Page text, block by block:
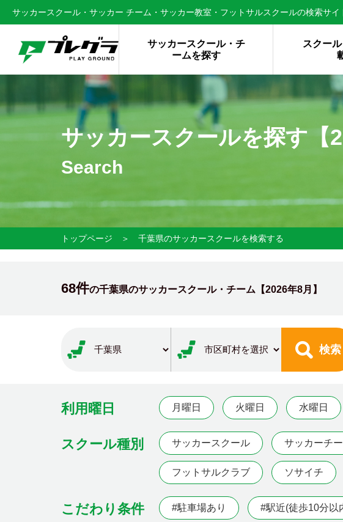
サッカースクール・サッカー チーム・サッカー教室・フットサルスクールの検索サイ
サッカースクール・チ
ームを探す
スクー
サッカースクールを探す【
Search
トップページ ＞ 千葉県のサッカースクールを検索する
68件の千葉県のサッカースクール・チーム【2026年8月】
検索
利用曜日 月曜日 火曜日 水曜日
スクール種別 サッカースクール サッカーチ
フットサルクラブ ソサイチ
こだわり条件 #駐車場あり #駅近(徒歩10分以